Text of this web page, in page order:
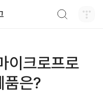
이크로프로
품은?